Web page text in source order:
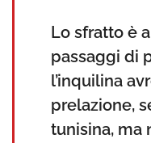
Lo sfratto è
passaggi di
l’inquilina
prelazione,
tunisina, ma